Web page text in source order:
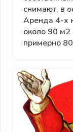
снимают, в
Аренда 4-х
около 90 м2
примерно